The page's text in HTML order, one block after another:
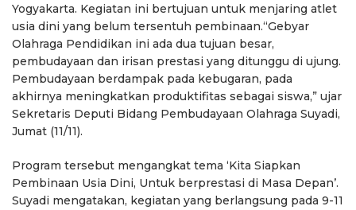
Yogyakarta. Kegiatan ini bertujuan untuk menjaring atlet
usia dini yang belum tersentuh pembinaan.“Gebyar
Olahraga Pendidikan ini ada dua tujuan besar,
pembudayaan dan irisan prestasi yang ditunggu di ujung.
Pembudayaan berdampak pada kebugaran, pada
akhirnya meningkatkan produktifitas sebagai siswa,” ujar
Sekretaris Deputi Bidang Pembudayaan Olahraga Suyadi,
Jumat (11/11).
Program tersebut mengangkat tema ‘Kita Siapkan
Pembinaan Usia Dini, Untuk berprestasi di Masa Depan’.
Suyadi mengatakan, kegiatan yang berlangsung pada 9-11